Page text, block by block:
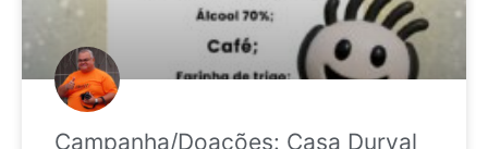
Campanha/Doações: Casa Durval